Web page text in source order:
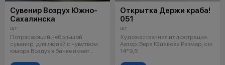
Сувенир Воздух Южно-
Сахалинска
шт.
Потрясающий небольшой
сувенир, для людей с чувством
юмора Воздух в банке имеет
Открытка Держи краба!
051
шт
Художественная иллюстрация.
Автор: Вера Юдакова Размер, см:
14*9,5